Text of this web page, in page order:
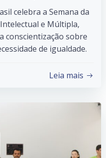
celebra a Semana da
e Múltipla,
conscientização sobre
de igualdade.
Leia mais